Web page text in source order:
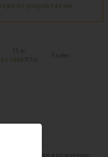
по результатам
15 кг.
от 1866 ₸/1кг
Развес
от цен в розничных